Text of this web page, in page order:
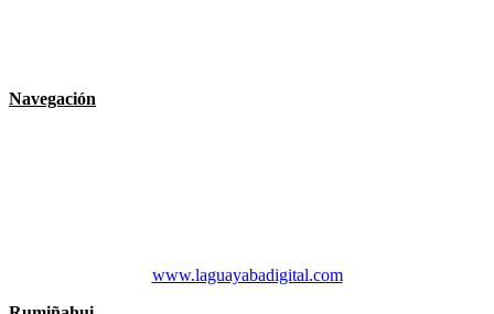
Navegación
www.laguayabadigital.com